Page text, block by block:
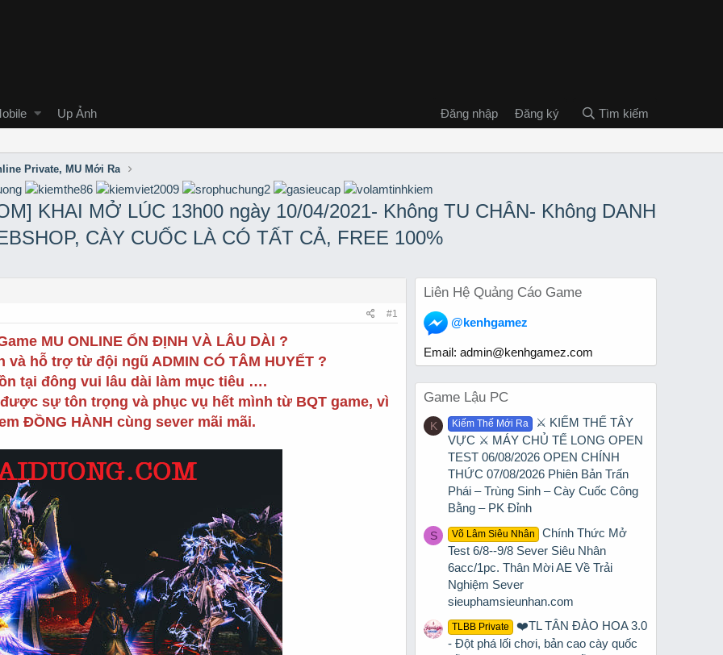
Up Ảnh Đăng nhập Đăng ký Tìm kiếm
Private, MU Mới Ra
KHAI MỞ LÚC 13h00 ngày 10/04/2021- Không TU CHÂN- Không DANH
CÀY CUỐC LÀ CÓ TẤT CẢ, FREE 100%
#1
MU ONLINE ỔN ĐỊNH VÀ LÂU DÀI ?
hỗ trợ từ đội ngũ ADMIN CÓ TÂM HUYẾT ?
tại đông vui lâu dài làm mục tiêu ….
sự tôn trọng và phục vụ hết mình từ BQT game, vì
ĐỒNG HÀNH cùng sever mãi mãi.
Liên Hệ Quảng Cáo Game
@kenhgamez
Email: admin@kenhgamez.com
Game Lậu PC
K Kiếm Thế Mới Ra
⚔️ KIẾM THẾ TÂY
VỰC ⚔️ MÁY CHỦ TẾ LONG OPEN
TEST 06/08/2026 OPEN CHÍNH
THỨC 07/08/2026 Phiên Bản Trấn
Phái – Trùng Sinh – Cày Cuốc Công
Bằng – PK Đỉnh
S Võ Lâm Siêu Nhân
Chính Thức Mở
Test 6/8--9/8 Sever Siêu Nhân
6acc/1pc. Thân Mời AE Về Trải
Nghiệm Sever
sieuphamsieunhan.com
TLBB Private
❤️TL TÂN ĐÀO HOA 3.0
- Đột phá lối chơi, bản cao cày quốc